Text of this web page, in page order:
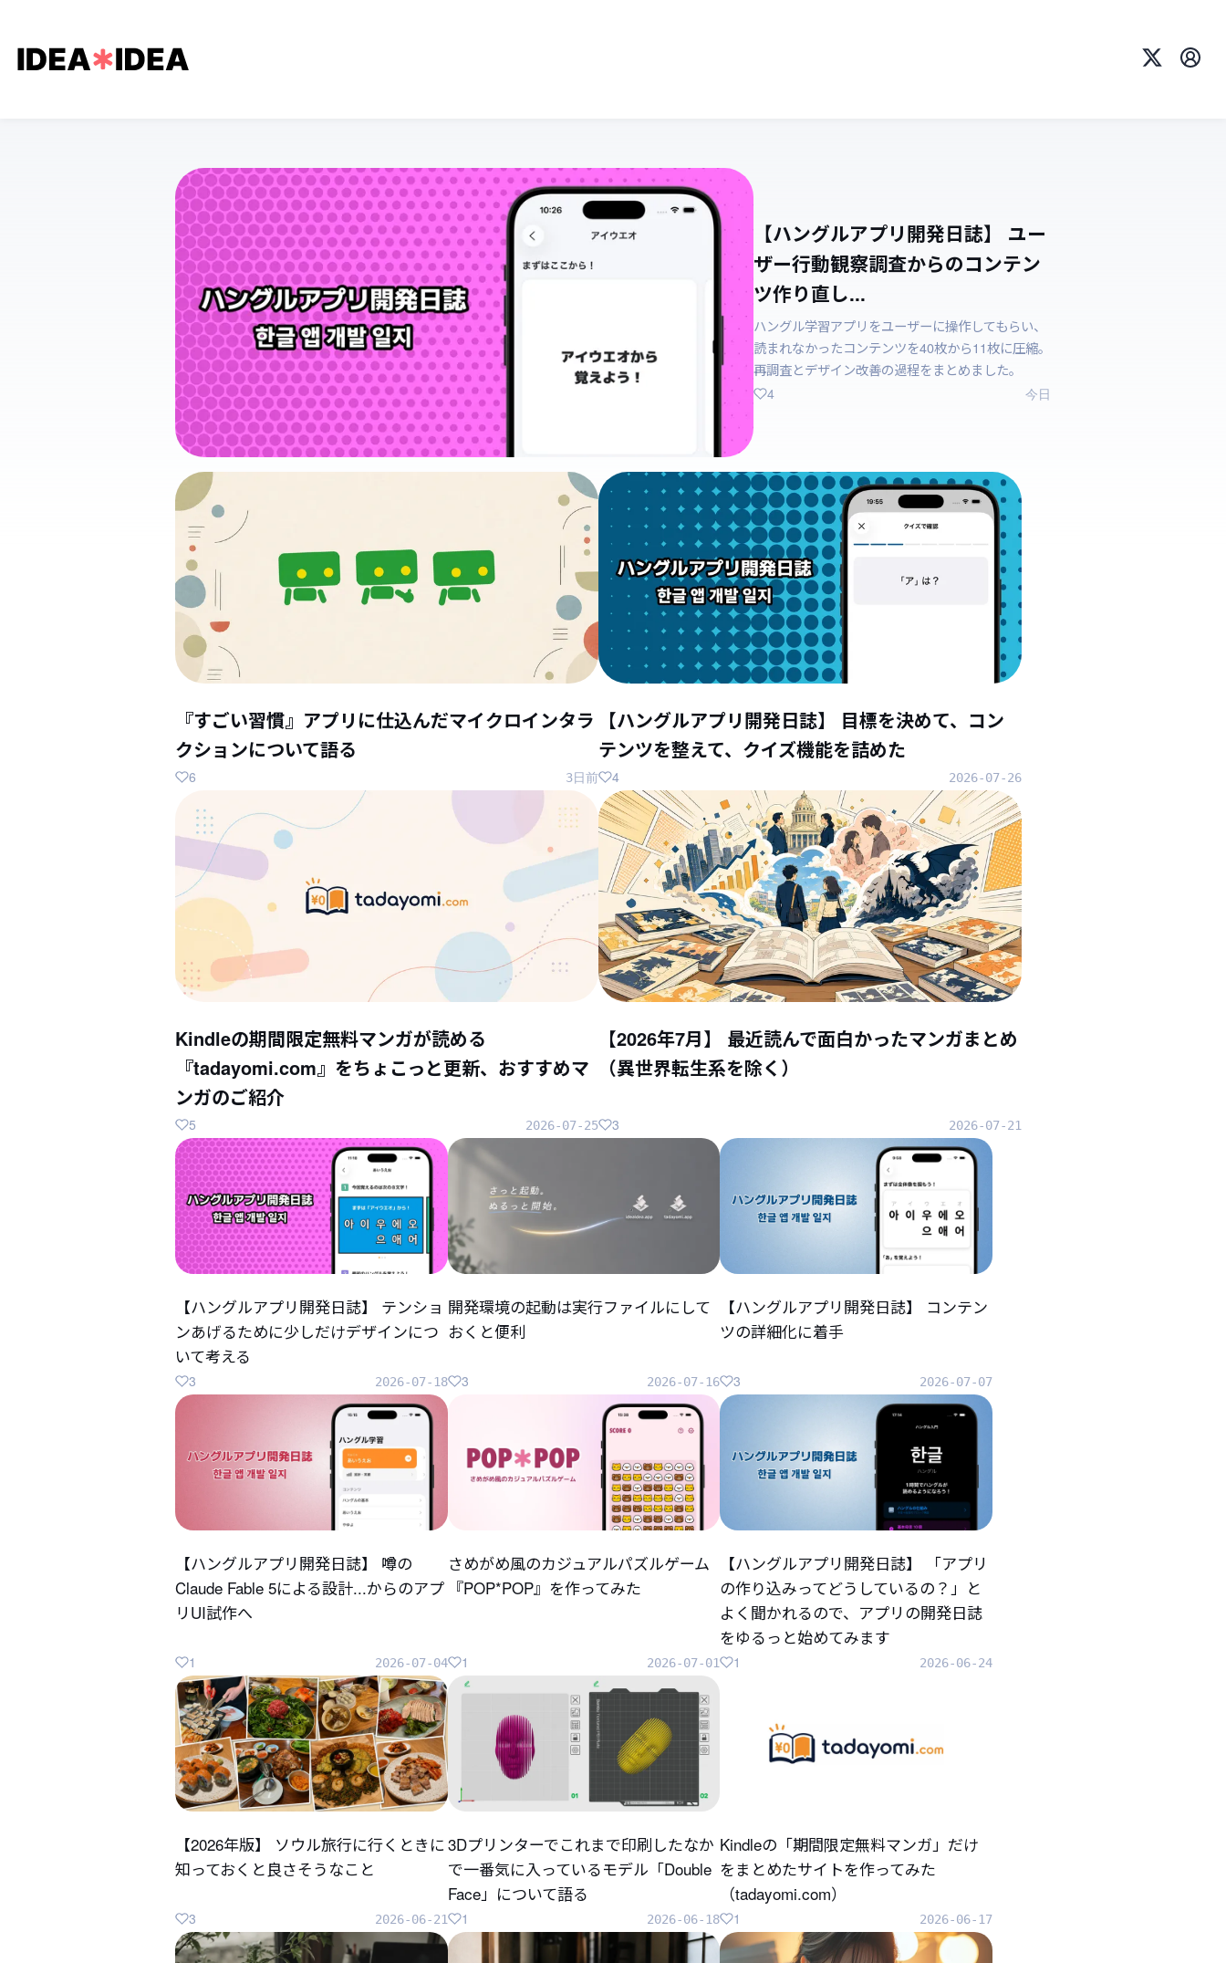
X プロ
【ハングルアプリ開発日誌】 ユー
ザー行動観察調査からのコンテン
ツ作り直し...
ハングル学習アプリをユーザーに操作してもらい、
読まれなかったコンテンツを40枚から11枚に圧縮。
再調査とデザイン改善の過程をまとめました。
今日
4
『すごい習慣』アプリに仕込んだマイクロインタラ
クションについて語る
3日前
6
【ハングルアプリ開発日誌】 目標を決めて、コン
テンツを整えて、クイズ機能を詰めた
2026-07-26
4
Kindleの期間限定無料マンガが読める
『tadayomi.com』をちょこっと更新、おすすめマ
ンガのご紹介
2026-07-25
5
【2026年7月】 最近読んで面白かったマンガまとめ
（異世界転生系を除く）
2026-07-21
3
【ハングルアプリ開発日誌】 テンショ
ンあげるために少しだけデザインにつ
いて考える
2026-07-18
3
開発環境の起動は実行ファイルにして
おくと便利
2026-07-16
3
【ハングルアプリ開発日誌】 コンテン
ツの詳細化に着手
2026-07-07
3
【ハングルアプリ開発日誌】 噂の
Claude Fable 5による設計...からのアプ
リUI試作へ
2026-07-04
1
さめがめ風のカジュアルパズルゲーム
『POP*POP』を作ってみた
2026-07-01
1
【ハングルアプリ開発日誌】 「アプリ
の作り込みってどうしているの？」と
よく聞かれるので、アプリの開発日誌
をゆるっと始めてみます
2026-06-24
1
【2026年版】 ソウル旅行に行くときに
知っておくと良さそうなこと
2026-06-21
3
3Dプリンターでこれまで印刷したなか
で一番気に入っているモデル「Double
Face」について語る
2026-06-18
1
Kindleの「期間限定無料マンガ」だけ
をまとめたサイトを作ってみた
（tadayomi.com）
2026-06-17
1